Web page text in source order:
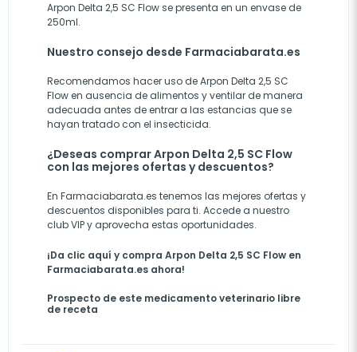
Arpon Delta 2,5 SC Flow se presenta en un envase de
250ml.
Nuestro consejo desde Farmaciabarata.es
Recomendamos hacer uso de Arpon Delta 2,5 SC
Flow en ausencia de alimentos y ventilar de manera
adecuada antes de entrar a las estancias que se
hayan tratado con el insecticida.
¿Deseas comprar Arpon Delta 2,5 SC Flow
con las mejores ofertas y descuentos?
En Farmaciabarata.es tenemos las mejores ofertas y
descuentos disponibles para ti. Accede a nuestro
club VIP y aprovecha estas oportunidades.
¡Da clic aquí y compra Arpon Delta 2,5 SC Flow en
Farmaciabarata.es ahora!
Prospecto de este medicamento veterinario libre
de receta